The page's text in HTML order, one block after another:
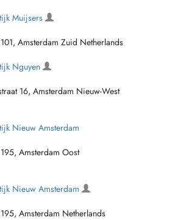
Muijsers
Amsterdam Zuid Netherlands
Nguyen
16, Amsterdam Nieuw-West
Nieuw Amsterdam
Amsterdam Oost
Nieuw Amsterdam
Amsterdam Netherlands